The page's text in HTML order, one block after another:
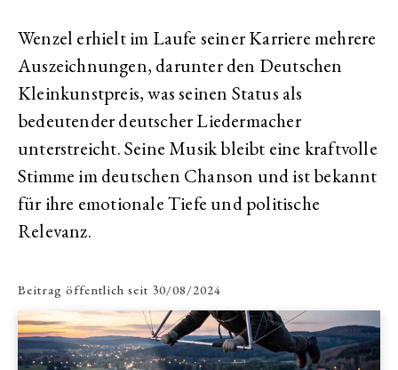
Wenzel erhielt im Laufe seiner Karriere mehrere
Auszeichnungen, darunter den Deutschen
Kleinkunstpreis, was seinen Status als
bedeutender deutscher Liedermacher
unterstreicht. Seine Musik bleibt eine kraftvolle
Stimme im deutschen Chanson und ist bekannt
für ihre emotionale Tiefe und politische
Relevanz.
Beitrag öffentlich seit 30/08/2024